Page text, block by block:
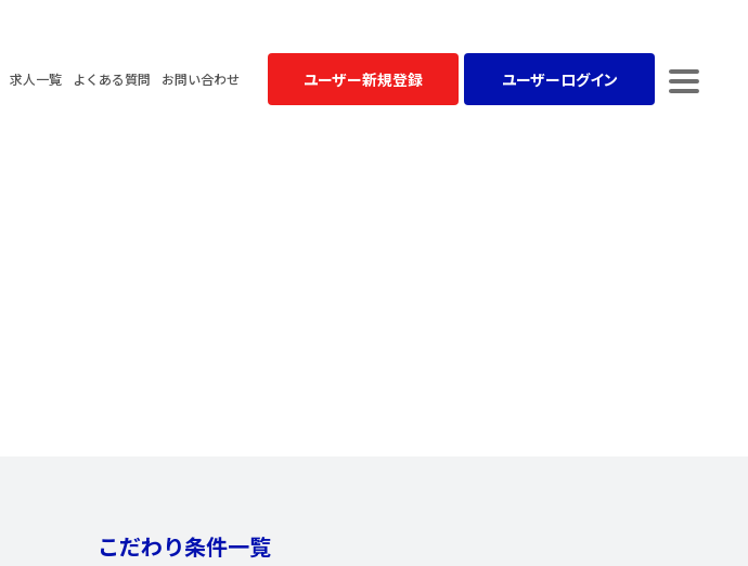
求人一覧 よくある質問 お問い合わせ ユーザー新規登録 ユーザーログイン
こだわり条件一覧